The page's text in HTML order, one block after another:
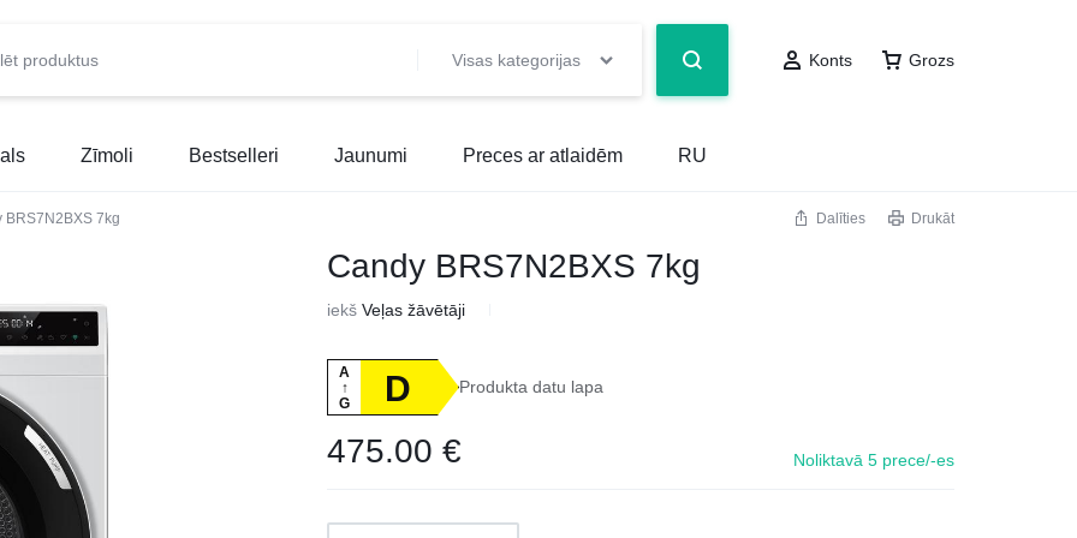
Visas kategorijas Konts Grozs
Zīmoli Bestselleri Jaunumi Preces ar atlaidēm RU
BRS7N2BXS 7kg Dalīties Drukāt
Candy BRS7N2BXS 7kg
iekšVeļas žāvētāji
A
↑
G
D Produkta datu lapa
475.00€ Noliktavā 5 prece/-es